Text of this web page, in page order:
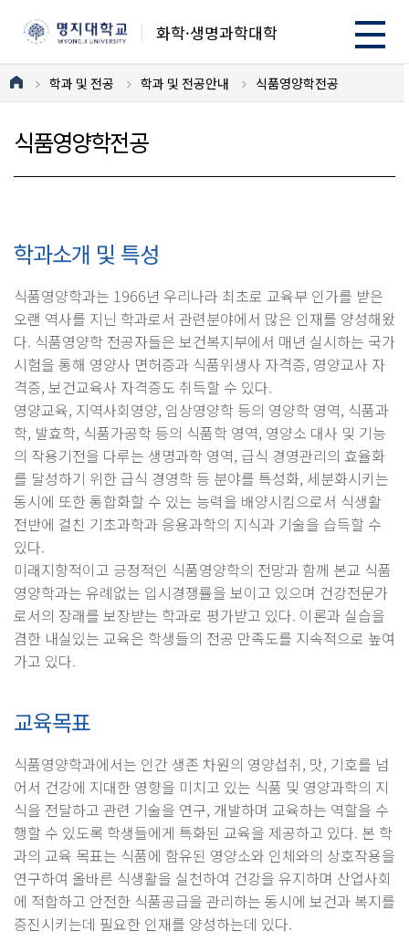
화학·생명과학대학
학과 및 전공 학과 및 전공안내 식품영양학전공
식품영양학전공
학과소개 및 특성
식품영양학과는 1966년 우리나라 최초로 교육부 인가를 받은
오랜 역사를 지닌 학과로서 관련분야에서 많은 인재를 양성해왔
다. 식품영양학 전공자들은 보건복지부에서 매년 실시하는 국가
시험을 통해 영양사 면허증과 식품위생사 자격증, 영양교사 자
격증, 보건교육사 자격증도 취득할 수 있다.
영양교육, 지역사회영양, 임상영양학 등의 영양학 영역, 식품과
학, 발효학, 식품가공학 등의 식품학 영역, 영양소 대사 및 기능
의 작용기전을 다루는 생명과학 영역, 급식 경영관리의 효율화
를 달성하기 위한 급식 경영학 등 분야를 특성화, 세분화시키는
동시에 또한 통합화할 수 있는 능력을 배양시킴으로서 식생활
전반에 걸친 기초과학과 응용과학의 지식과 기술을 습득할 수
있다.
미래지향적이고 긍정적인 식품영양학의 전망과 함께 본교 식품
영양학과는 유례없는 입시경쟁률을 보이고 있으며 건강전문가
로서의 장래를 보장받는 학과로 평가받고 있다. 이론과 실습을
겸한 내실있는 교육은 학생들의 전공 만족도를 지속적으로 높여
가고 있다.
교육목표
식품영양학과에서는 인간 생존 차원의 영양섭취, 맛, 기호를 넘
어서 건강에 지대한 영향을 미치고 있는 식품 및 영양과학의 지
식을 전달하고 관련 기술을 연구, 개발하며 교육하는 역할을 수
행할 수 있도록 학생들에게 특화된 교육을 제공하고 있다. 본 학
과의 교육 목표는 식품에 함유된 영양소와 인체와의 상호작용을
연구하여 올바른 식생활을 실천하여 건강을 유지하며 산업사회
에 적합하고 안전한 식품공급을 관리하는 동시에 보건과 복지를
증진시키는데 필요한 인재를 양성하는데 있다.